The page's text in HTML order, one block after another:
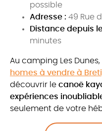
possible
Adresse : 49 Rue
Distance depuis
minutes
Au camping Les
homes à vendre à
découvrir le canoë
expériences
seulement de votre